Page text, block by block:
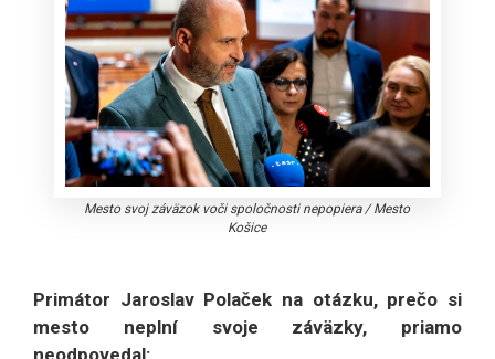
Mesto svoj záväzok voči spoločnosti nepopiera/Mesto
Košice
Primátor Jaroslav Polaček na otázku, prečo si
mesto neplní svoje záväzky, priamo
neodpovedal: